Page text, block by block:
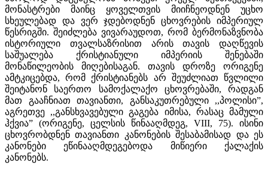
მონასტრები მაინც ყოველთვის მიიჩნეოდნენ უცხო
სხეულებად და ვერ ჯდებოდნენ ცხოვრების იმპერიულ
წესრიგში. შეიძლება ვივარაუდოთ, რომ ბერმონაზვნობა
ისტორიული თვალსაზრისით არის თავის დაღწევის
საშუალება ქრისტიანული იმპერიის შენებაში
მონაწილეობის მიღებისაგან. თავის დროზე ორიგენე
ამტკიცებდა, რომ ქრისტიანებს არ შეუძლიათ წვლილი
შეიტანონ საერთო სამოქალაქო ცხოვრებაში, რადგან
მათ გააჩნიათ თავიანთი, განსაკუთრებული ,,პოლისი”,
აგრეთვე ,,განსხვავებული გაგება იმისა, რასაც მამული
ჰქვია” (ორიგენე, ცელსის წინააღმდეგ, VIII, 75). ისინი
ცხოვრობდნენ თავიანთი კანონების შესაბამისად და ეს
კანონები ეწინააღმდეგებოდა მიწიერი ქალაქის
კანონებს.